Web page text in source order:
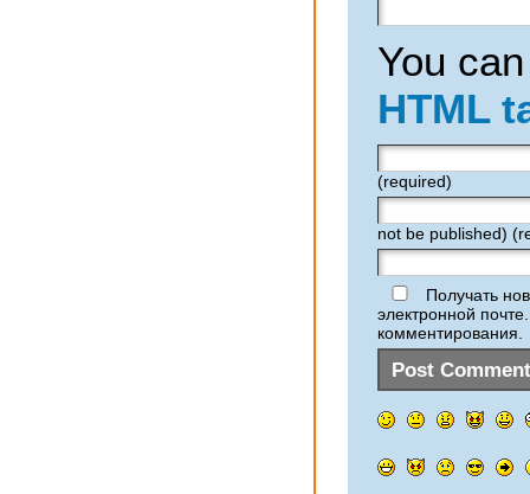
You
HTML
(required)
not be published)
Получать
электронной
комментирования.